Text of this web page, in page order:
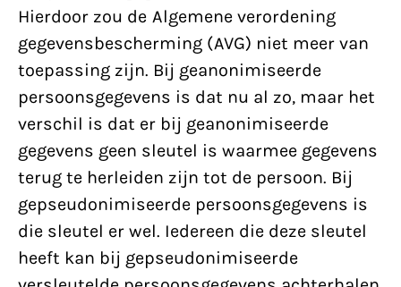
Hierdoor zou de Algemene verordening
gegevensbescherming (AVG) niet meer van
toepassing zijn. Bij geanonimiseerde
persoonsgegevens is dat nu al zo, maar het
verschil is dat er bij geanonimiseerde
gegevens geen sleutel is waarmee gegevens
terug te herleiden zijn tot de persoon. Bij
gepseudonimiseerde persoonsgegevens is
die sleutel er wel. Iedereen die deze sleutel
heeft kan bij gepseudonimiseerde